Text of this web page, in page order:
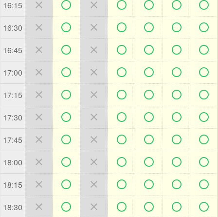
16:15       
16:30       
16:45       
17:00       
17:15       
17:30       
17:45       
18:00       
18:15       
18:30       